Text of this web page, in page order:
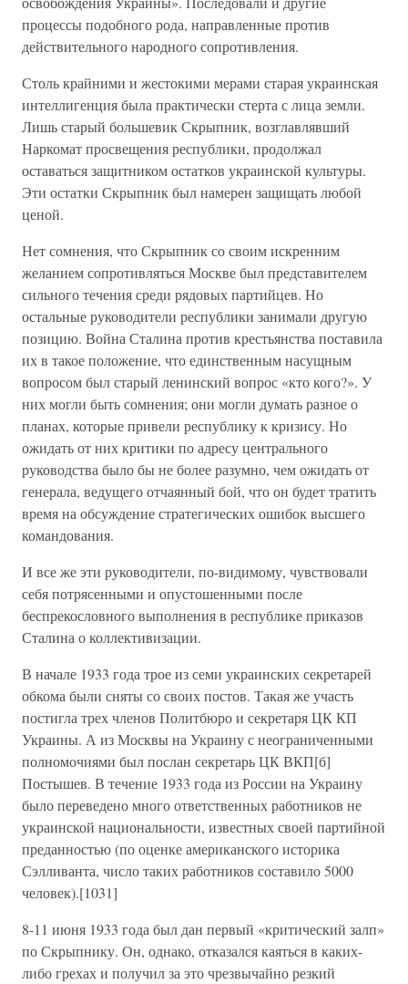
процессы подобного рода, направленные против
действительного народного сопротивления.
Столь крайними и жестокими мерами старая украинская
интеллигенция была практически стерта с лица земли.
Лишь старый большевик Скрыпник, возглавлявший
Наркомат просвещения республики, продолжал
оставаться защитником остатков украинской культуры.
Эти остатки Скрыпник был намерен защищать любой
ценой.
Нет сомнения, что Скрыпник со своим искренним
желанием сопротивляться Москве был представителем
сильного течения среди рядовых партийцев. Но
остальные руководители республики занимали другую
позицию. Война Сталина против крестьянства поставила
их в такое положение, что единственным насущным
вопросом был старый ленинский вопрос «кто кого?». У
них могли быть сомнения; они могли думать разное о
планах, которые привели республику к кризису. Но
ожидать от них критики по адресу центрального
руководства было бы не более разумно, чем ожидать от
генерала, ведущего отчаянный бой, что он будет тратить
время на обсуждение стратегических ошибок высшего
командования.
И все же эти руководители, по-видимому, чувствовали
себя потрясенными и опустошенными после
беспрекословного выполнения в республике приказов
Сталина о коллективизации.
В начале 1933 года трое из семи украинских секретарей
обкома были сняты со своих постов. Такая же участь
постигла трех членов Политбюро и секретаря ЦК КП
Украины. А из Москвы на Украину с неограниченными
полномочиями был послан секретарь ЦК ВКП[б]
Постышев. В течение 1933 года из России на Украину
было переведено много ответственных работников не
украинской национальности, известных своей партийной
преданностью (по оценке американского историка
Сэлливанта, число таких работников составило 5000
человек).[1031]
8-11 июня 1933 года был дан первый «критический залп»
по Скрыпнику. Он, однако, отказался каяться в каких-
либо грехах и получил за это чрезвычайно резкий